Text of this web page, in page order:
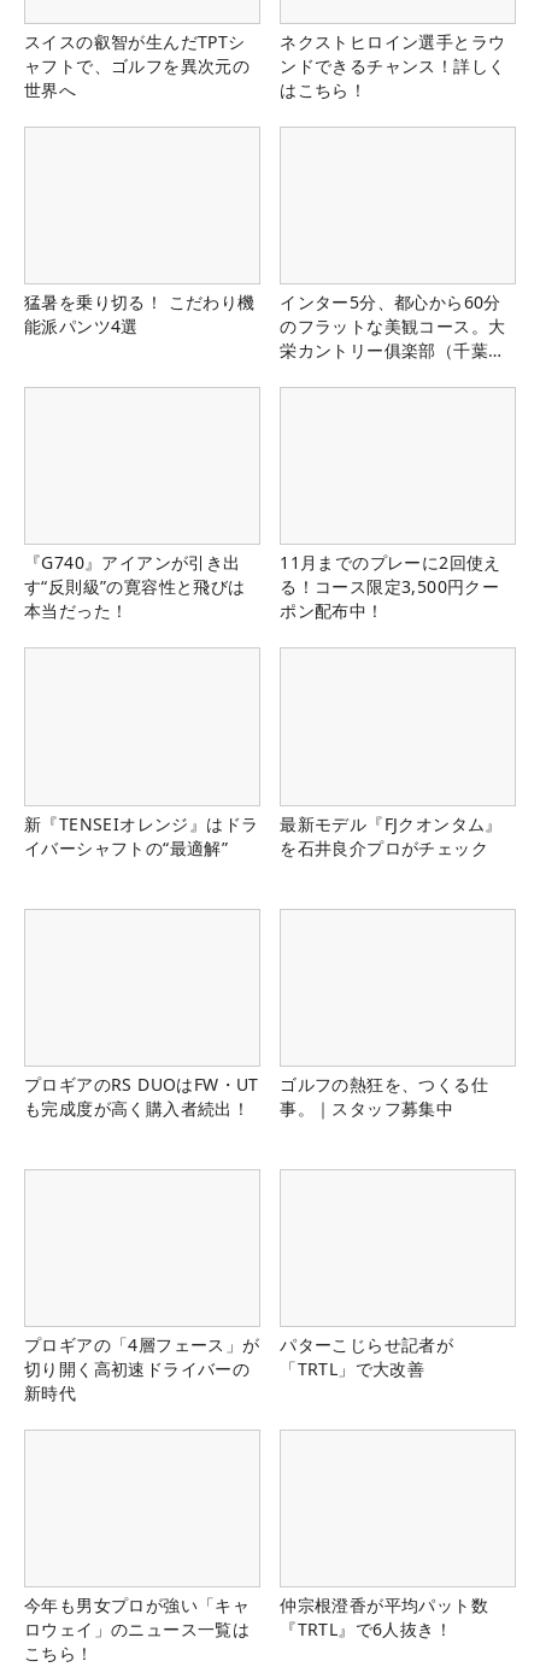
スイスの叡智が生んだTPTシ
ャフトで、ゴルフを異次元の
世界へ
ネクストヒロイン選手とラウ
ンドできるチャンス！詳しく
はこちら！
猛暑を乗り切る！ こだわり機
能派パンツ4選
インター5分、都心から60分
のフラットな美観コース。大
栄カントリー俱楽部（千葉
『G740』アイアンが引き出
す“反則級”の寛容性と飛びは
本当だった！
11月までのプレーに2回使え
る！コース限定3,500円クー
ポン配布中！
新『TENSEIオレンジ』はドラ
イバーシャフトの“最適解”
最新モデル『FJクオンタム』
を石井良介プロがチェック
プロギアのRS DUOはFW・UT
も完成度が高く購入者続出！
ゴルフの熱狂を、つくる仕
事。｜スタッフ募集中
プロギアの「4層フェース」が
切り開く高初速ドライバーの
新時代
パターこじらせ記者が
「TRTL」で大改善
今年も男女プロが強い「キャ
ロウェイ」のニュース一覧は
こちら！
仲宗根澄香が平均パット数
『TRTL』で6人抜き！